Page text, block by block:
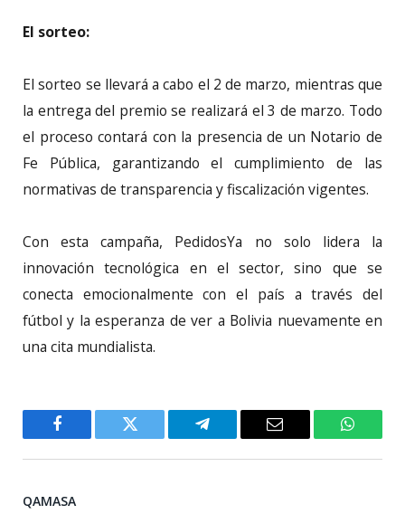
El sorteo:
El sorteo se llevará a cabo el 2 de marzo, mientras que
la entrega del premio se realizará el 3 de marzo. Todo
el proceso contará con la presencia de un Notario de
Fe Pública, garantizando el cumplimiento de las
normativas de transparencia y fiscalización vigentes.
Con esta campaña, PedidosYa no solo lidera la
innovación tecnológica en el sector, sino que se
conecta emocionalmente con el país a través del
fútbol y la esperanza de ver a Bolivia nuevamente en
una cita mundialista.
Facebook Twitter Telegram Email
QAMASA